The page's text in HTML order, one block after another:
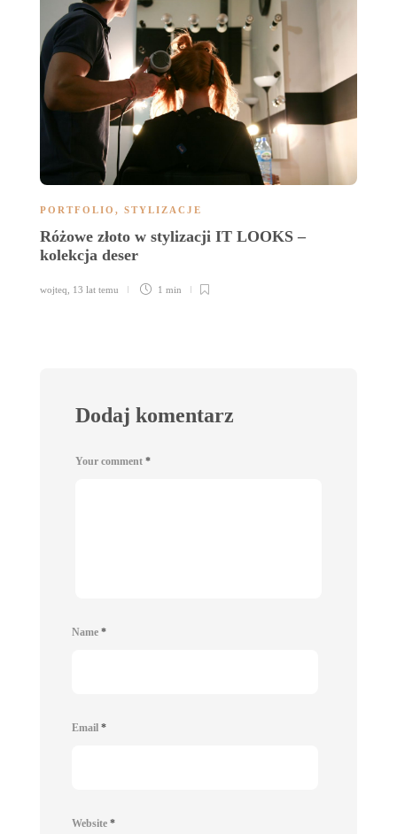
PORTFOLIO , STYLIZACJE
Różowe złoto w stylizacji IT LOOKS –
kolekcja deser
wojteq 13 lat temu 1 min
Dodaj komentarz
Your comment *
Name *
Email *
Website *